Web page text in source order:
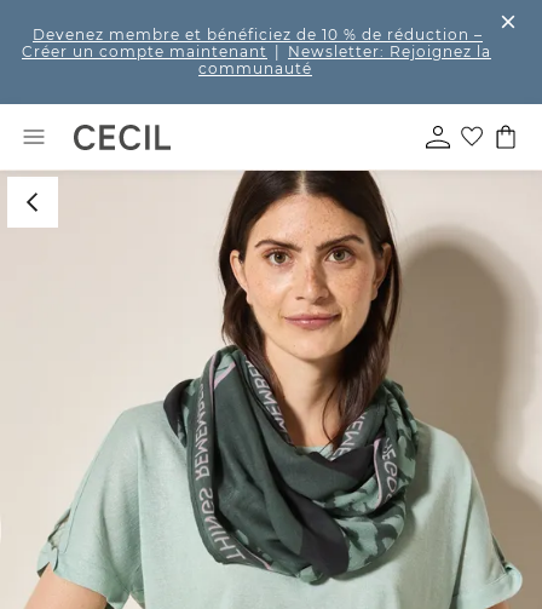
Devenez membre et bénéficiez de 10 % de réduction –
Créer un compte maintenant
Newsletter: Rejoignez la
communauté